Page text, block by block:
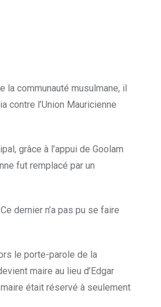
la communauté musulmane, il
contre l’Union Mauricienne
grâce à l’appui de Goolam
fut remplacé par un
dernier n’a pas pu se faire
le porte-parole de la
maire au lieu d’Edgar
était réservé à seulement